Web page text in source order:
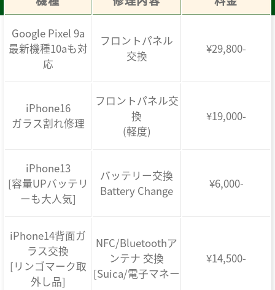
Google Pixel 9a
最新機種10aも対
応
フロントパネル
交換
¥29,800-
iPhone16
ガラス割れ修理
フロントパネル交
換
(軽度)
¥19,000-
iPhone13
[容量UPバッテリ
ーも大人気]
バッテリー交換
Battery Change
¥6,000-
iPhone14背面ガ
ラス交換
[リンゴマーク取
外し品]
NFC/Bluetoothア
ンテナ 交換
[Suica/電子マネー
¥14,500-